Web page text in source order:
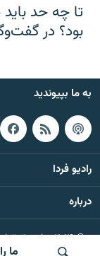
ما
تا چه حد
بود؟ در
به ما بپیوندید
رادیو فردا
درباره
© ۲۰۲۶ تمام
محفوظ است.